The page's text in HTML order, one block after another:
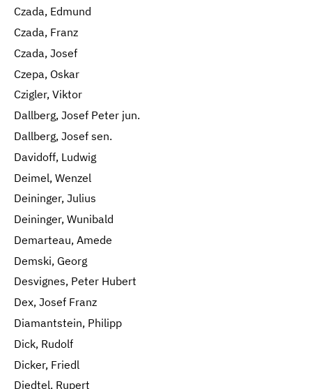
Czada, Edmund
Czada, Franz
Czada, Josef
Czepa, Oskar
Czigler, Viktor
Dallberg, Josef Peter jun.
Dallberg, Josef sen.
Davidoff, Ludwig
Deimel, Wenzel
Deininger, Julius
Deininger, Wunibald
Demarteau, Amede
Demski, Georg
Desvignes, Peter Hubert
Dex, Josef Franz
Diamantstein, Philipp
Dick, Rudolf
Dicker, Friedl
Diedtel, Rupert